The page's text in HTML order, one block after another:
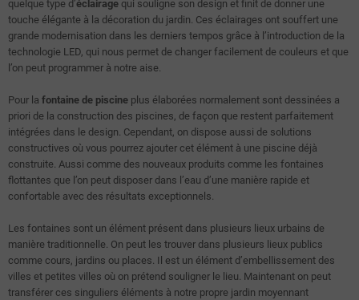
quelque type d’éclairage qui souligne son design et finit de donner une
touche élégante à la décoration du jardin. Ces éclairages ont souffert une
grande modernisation dans les derniers tempos grâce à l’introduction de la
technologie LED, qui nous permet de changer facilement de couleurs et que
l’on peut programmer à notre aise.
Pour la fontaine de piscine plus élaborées normalement sont dessinées a
priori de la construction des piscines, de façon que restent parfaitement
intégrées dans le design. Cependant, on dispose aussi de solutions
constructives où vous pourrez ajouter cet élément à une piscine déjà
construite. Aussi comme des nouveaux produits comme les fontaines
flottantes que l’on peut disposer dans l’eau d’une manière rapide et
confortable avec des résultats exceptionnels.
Les fontaines sont un élément présent dans plusieurs lieux urbains de
manière traditionnelle. On peut les trouver dans plusieurs lieux publics
comme cours, jardins ou places. Il est un élément d’embellissement des
villes et petites villes où on prétend souligner le lieu. Maintenant on peut
transférer ces singuliers éléments à notre propre jardin moyennant